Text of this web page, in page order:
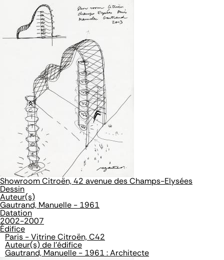
Showroom Citroën, 42 avenue des Champs-Elysées
Dessin
Auteur(s)
Gautrand, Manuelle - 1961
Datation
2002-2007
Édifice
Paris - Vitrine Citroën, C42
Auteur(s) de l'édifice
Gautrand, Manuelle - 1961 : Architecte